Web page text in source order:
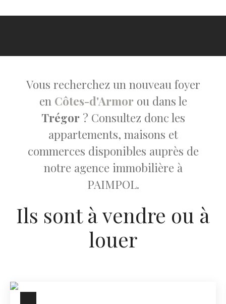
Vous recherchez un nouveau foyer
en Côtes-d'Armorou dans le
Trégor? Consultez donc les
appartements, maisons et
commerces disponibles auprès de
notre agence immobilière à
PAIMPOL.
Ils sont à vendre ou à
louer